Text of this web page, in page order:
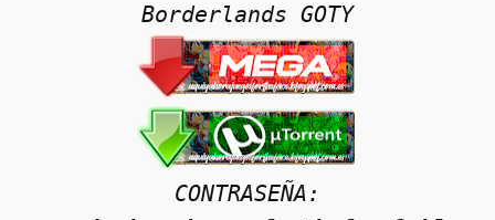
Borderlands GOTY
CONTRASEÑA: